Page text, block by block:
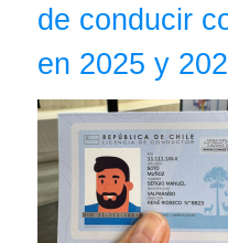
de conducir
en 2025 y